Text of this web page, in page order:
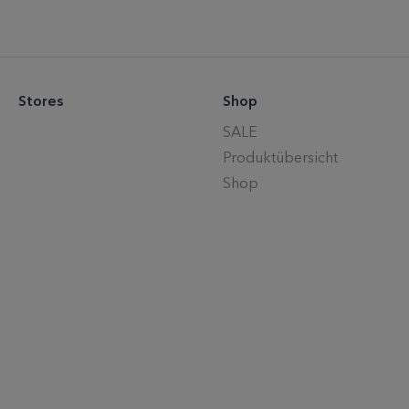
Stores Shop
SALE
Produktübersicht
Shop